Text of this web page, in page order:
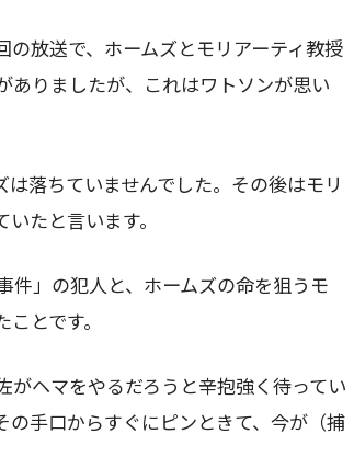
放送で、ホームズとモリアーティ教授
ありましたが、これはワトソンが思い
落ちていませんでした。その後はモリ
たと言います。
件」の犯人と、ホームズの命を狙うモ
とです。
ヘマをやるだろうと辛抱強く待ってい
手口からすぐにピンときて、今が（捕